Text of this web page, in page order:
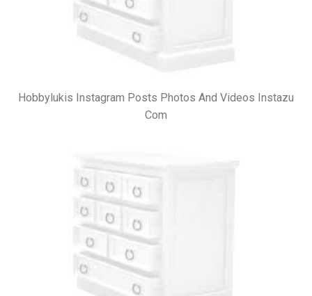
Hobbylukis Instagram Posts Photos And Videos Instazu
Com